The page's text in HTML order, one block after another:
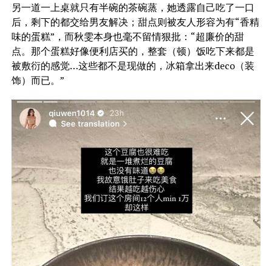
另一道一上桌就只有半碗的茶碗蒸，她透露自己吃了一口
后，剩下的都交给男友解决；甜点则被友人形容为有“香精
味的蛋糕”，而秋雯本身也毫不留情狠批：“超廉价的甜
点。那个蛋糕好像便利店买的，整套（顿）饭吃下来都是
被敷衍的感觉…这些都不是现做的，冰箱拿出来deco（装
饰）而已。”